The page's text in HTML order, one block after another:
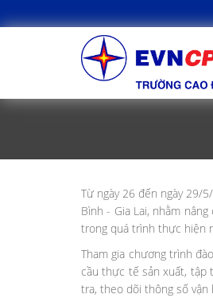
Từ ngày 26 đến ngày 29/
Bình - Gia Lai, nhằm
trong quá trình thực hiện
Tham gia chương trình
cầu thực tế sản xuất, tập
tra, theo dõi thông số vận